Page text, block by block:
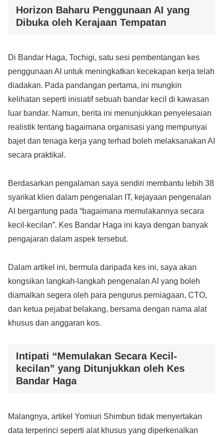
Horizon Baharu Penggunaan AI yang
Dibuka oleh Kerajaan Tempatan
Di Bandar Haga, Tochigi, satu sesi pembentangan kes
penggunaan AI untuk meningkatkan kecekapan kerja telah
diadakan. Pada pandangan pertama, ini mungkin
kelihatan seperti inisiatif sebuah bandar kecil di kawasan
luar bandar. Namun, berita ini menunjukkan penyelesaian
realistik tentang bagaimana organisasi yang mempunyai
bajet dan tenaga kerja yang terhad boleh melaksanakan AI
secara praktikal.
Berdasarkan pengalaman saya sendiri membantu lebih 38
syarikat klien dalam pengenalan IT, kejayaan pengenalan
AI bergantung pada “bagaimana memulakannya secara
kecil-kecilan”. Kes Bandar Haga ini kaya dengan banyak
pengajaran dalam aspek tersebut.
Dalam artikel ini, bermula daripada kes ini, saya akan
kongsikan langkah-langkah pengenalan AI yang boleh
diamalkan segera oleh para pengurus perniagaan, CTO,
dan ketua pejabat belakang, bersama dengan nama alat
khusus dan anggaran kos.
Intipati “Memulakan Secara Kecil-
kecilan” yang Ditunjukkan oleh Kes
Bandar Haga
Malangnya, artikel Yomiuri Shimbun tidak menyertakan
data terperinci seperti alat khusus yang diperkenalkan